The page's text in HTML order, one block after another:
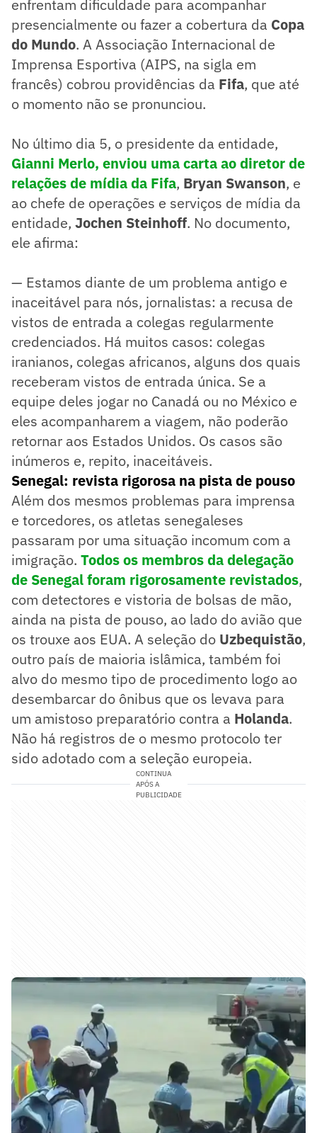
enfrentam dificuldade para acompanhar
presencialmente ou fazer a cobertura da Copa
do Mundo. A Associação Internacional de
Imprensa Esportiva (AIPS, na sigla em
francês) cobrou providências da Fifa, que até
o momento não se pronunciou.
No último dia 5, o presidente da entidade,
Gianni Merlo, enviou uma carta ao diretor de
relações de mídia da Fifa, Bryan Swanson, e
ao chefe de operações e serviços de mídia da
entidade, Jochen Steinhoff. No documento,
ele afirma:
— Estamos diante de um problema antigo e
inaceitável para nós, jornalistas: a recusa de
vistos de entrada a colegas regularmente
credenciados. Há muitos casos: colegas
iranianos, colegas africanos, alguns dos quais
receberam vistos de entrada única. Se a
equipe deles jogar no Canadá ou no México e
eles acompanharem a viagem, não poderão
retornar aos Estados Unidos. Os casos são
inúmeros e, repito, inaceitáveis.
Senegal: revista rigorosa na pista de pouso
Além dos mesmos problemas para imprensa
e torcedores, os atletas senegaleses
passaram por uma situação incomum com a
imigração. Todos os membros da delegação
de Senegal foram rigorosamente revistados,
com detectores e vistoria de bolsas de mão,
ainda na pista de pouso, ao lado do avião que
os trouxe aos EUA. A seleção do Uzbequistão,
outro país de maioria islâmica, também foi
alvo do mesmo tipo de procedimento logo ao
desembarcar do ônibus que os levava para
um amistoso preparatório contra a Holanda.
Não há registros de o mesmo protocolo ter
sido adotado com a seleção europeia.
CONTINUA
APÓS A
PUBLICIDADE